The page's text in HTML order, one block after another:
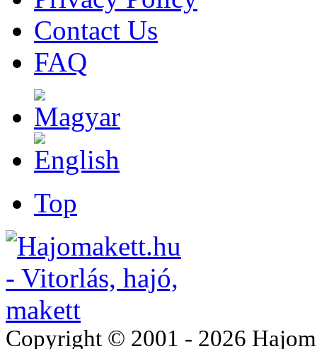
Contact Us
FAQ
Top
Copyright © 2001 - 2026